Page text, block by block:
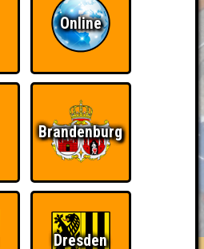
RESERVIERUNG
ÜBER UNS
Online
Brandenburg
Dresden